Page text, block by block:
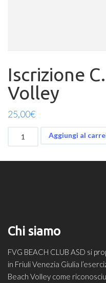
Iscrizione
Volley
25,00€
C.E.S.
Volley
Aggiungi al
Chi siamo
FVG BEACH CLUB ASD si
in Friuli Venezia Giulia
Beach Volley come